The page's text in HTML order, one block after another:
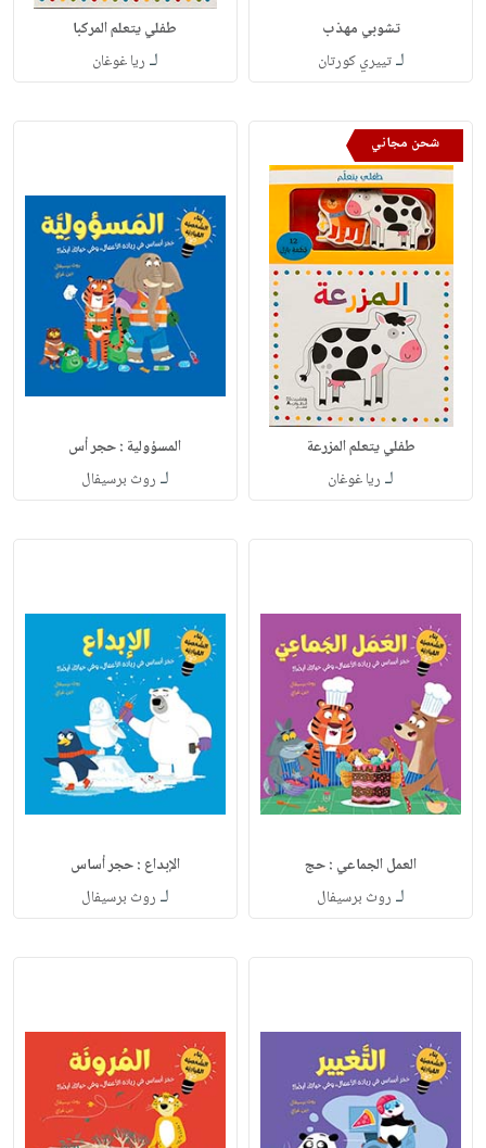
تشوبي مهذب
لـتييري كورتان
طفلي يتعلم المركبا
لـ ريا غوغان
شحن مجاني
طفلي يتعلم المزرعة
لـ ريا غوغان
المسؤولية : حجر أس
لـ روث برسيفال
العمل الجماعي : حج
لـ روث برسيفال
الإبداع : حجر أساس
لـ روث برسيفال